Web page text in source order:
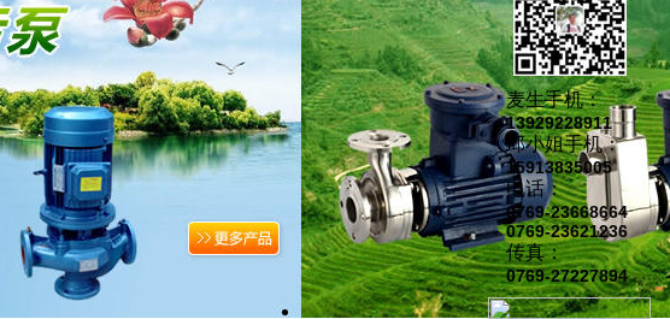
麦生手机：
13929228911
邱小姐手机：
15913835005
电话：
0769-23668664
0769-23621236
传真：
0769-27227894